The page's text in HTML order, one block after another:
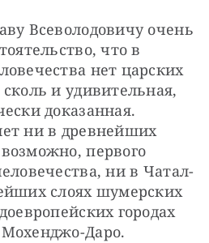
Всеволодовичу очень
что в
нет царских
и удивительная,
доказанная.
ни в древнейших
первого
ни в Чатал-
слоях шумерских
городах
Даро.